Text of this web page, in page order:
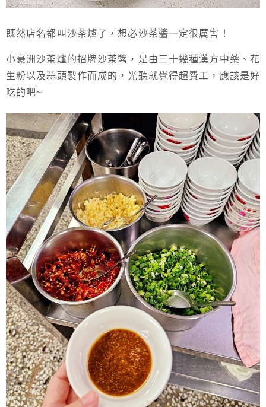
既然店名都叫沙茶爐了，想必沙茶醬一定很厲害！
小豪洲沙茶爐的招牌沙茶醬，是由三十幾種漢方中藥、花
生粉以及蒜頭製作而成的，光聽就覺得超費工，應該是好
吃的吧~